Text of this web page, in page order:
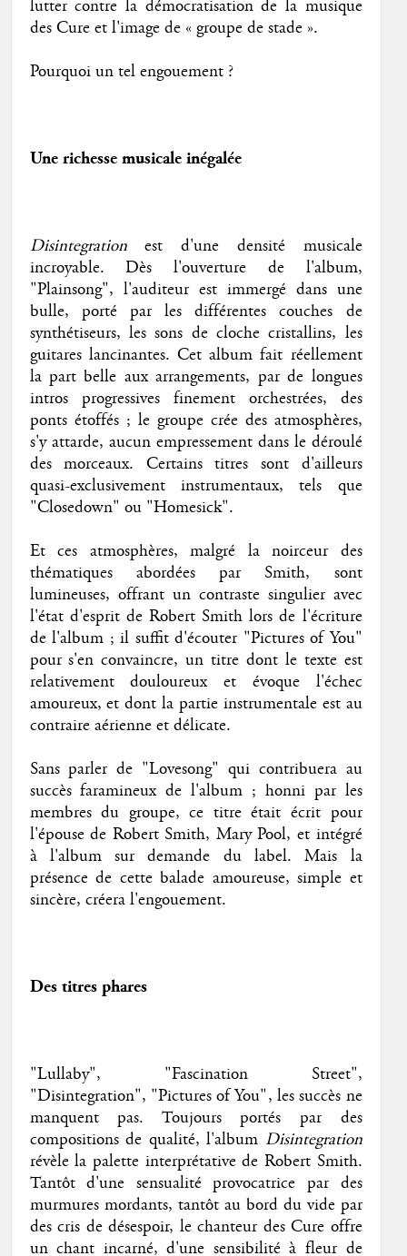
lutter contre la démocratisation de la musique
des Cure et l'image de « groupe de stade ».
Pourquoi un tel engouement ?
Une richesse musicale inégalée
Disintegrationest d'une densité musicale
incroyable. Dès l'ouverture de l'album,
"Plainsong", l'auditeur est immergé dans une
bulle, porté par les différentes couches de
synthétiseurs, les sons de cloche cristallins, les
guitares lancinantes. Cet album fait réellement
la part belle aux arrangements, par de longues
intros progressives finement orchestrées, des
ponts étoffés ; le groupe crée des atmosphères,
s'y attarde, aucun empressement dans le déroulé
des morceaux. Certains titres sont d'ailleurs
quasi-exclusivement instrumentaux, tels que
"Closedown" ou "Homesick".
Et ces atmosphères, malgré la noirceur des
thématiques abordées par Smith, sont
lumineuses, offrant un contraste singulier avec
l'état d'esprit de Robert Smith lors de l'écriture
de l'album ; il suffit d'écouter "Pictures of You"
pour s'en convaincre, un titre dont le texte est
relativement douloureux et évoque l'échec
amoureux, et dont la partie instrumentale est au
contraire aérienne et délicate.
Sans parler de "Lovesong" qui contribuera au
succès faramineux de l'album ; honni par les
membres du groupe, ce titre était écrit pour
l'épouse de Robert Smith, Mary Pool, et intégré
à l'album sur demande du label. Mais la
présence de cette balade amoureuse, simple et
sincère, créera l'engouement.
Des titres phares
"Lullaby", "Fascination Street",
"Disintegration", "Pictures of You", les succès ne
manquent pas. Toujours portés par des
compositions de qualité, l'album Disintegration
révèle la palette interprétative de Robert Smith.
Tantôt d'une sensualité provocatrice par des
murmures mordants, tantôt au bord du vide par
des cris de désespoir, le chanteur des Cure offre
un chant incarné, d'une sensibilité à fleur de